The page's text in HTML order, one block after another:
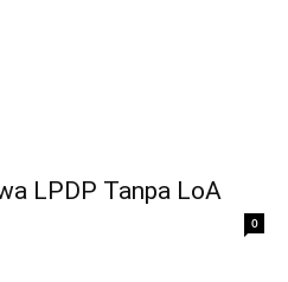
LPDP Tanpa LoA
0